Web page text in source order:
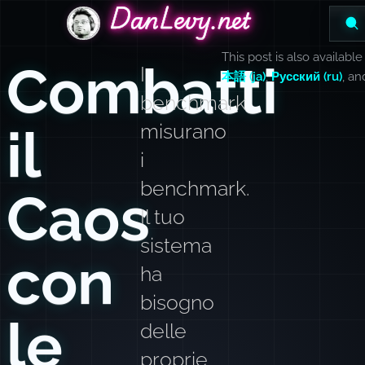
DanLevy.netDanLevy.net
DanLevy.net
Combatti
il
Caos
con
le
I
benchmark
misurano
i
benchmark.
Il tuo
sistema
ha
bisogno
delle
proprie
This post is also available
本語 (ja),Русский (ru) ,